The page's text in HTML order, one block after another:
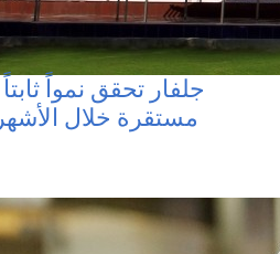
جلفار تحقق نمواً
مستقرة خلال